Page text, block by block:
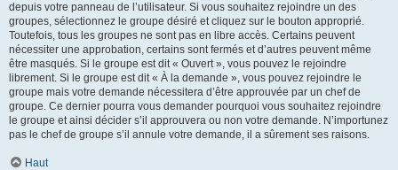
depuis votre panneau de l’utilisateur. Si vous souhaitez rejoindre un des
groupes, sélectionnez le groupe désiré et cliquez sur le bouton approprié.
Toutefois, tous les groupes ne sont pas en libre accès. Certains peuvent
nécessiter une approbation, certains sont fermés et d’autres peuvent même
être masqués. Si le groupe est dit « Ouvert », vous pouvez le rejoindre
librement. Si le groupe est dit « À la demande », vous pouvez rejoindre le
groupe mais votre demande nécessitera d’être approuvée par un chef de
groupe. Ce dernier pourra vous demander pourquoi vous souhaitez rejoindre
le groupe et ainsi décider s’il approuvera ou non votre demande. N’importunez
pas le chef de groupe s’il annule votre demande, il a sûrement ses raisons.
Haut